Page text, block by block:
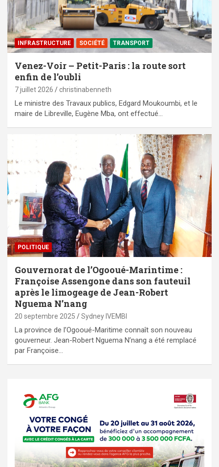
⁠INFRASTRUCTURE SOCIÉTÉ TRANSPORT
Venez-Voir – Petit-Paris : la route sort
enfin de l’oubli
7 juillet 2026 christinabenneth
Le ministre des Travaux publics, Edgard Moukoumbi, et le
maire de Libreville, Eugène Mba, ont effectué…
POLITIQUE
Gouvernorat de l’Ogooué-Marintime :
Françoise Assengone dans son fauteuil
après le limogeage de Jean-Robert
Nguema N’nang
20 septembre 2025 Sydney IVEMBI
La province de l’Ogooué-Maritime connaît son nouveau
gouverneur. Jean-Robert Nguema N’nang a été remplacé
par Françoise…